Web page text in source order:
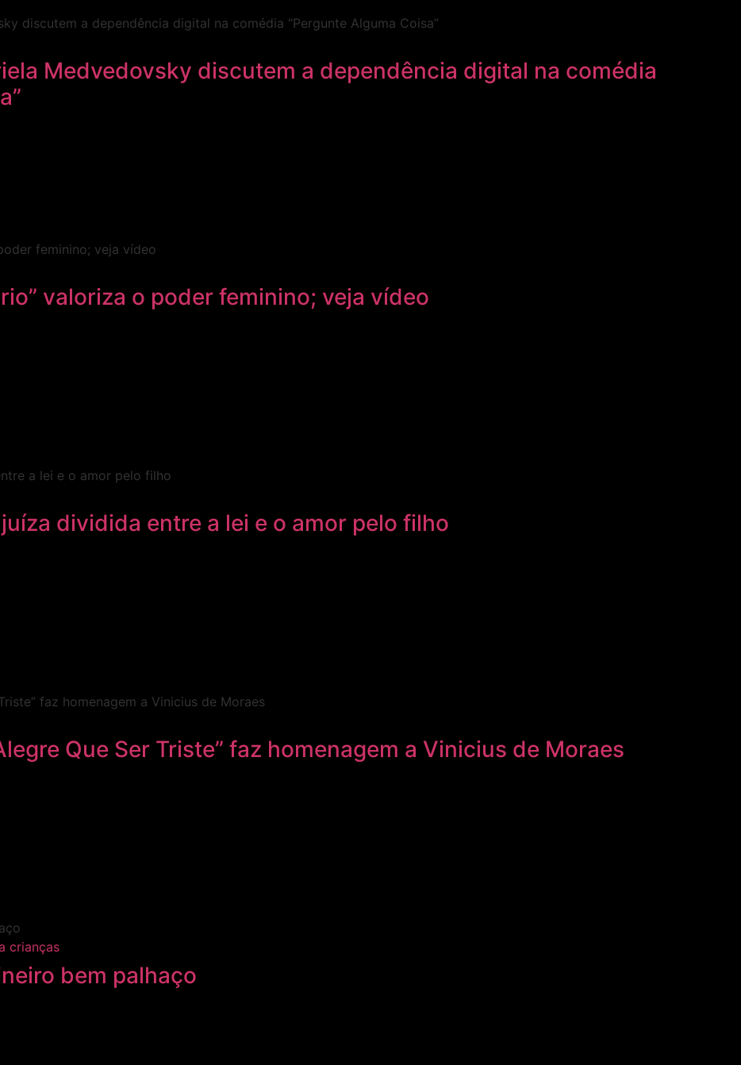
Medvedovsky discutem a dependência digital na comédia
valoriza o poder feminino; veja vídeo
dividida entre a lei e o amor pelo filho
Que Ser Triste” faz homenagem a Vinicius de Moraes
crianças
bem palhaço